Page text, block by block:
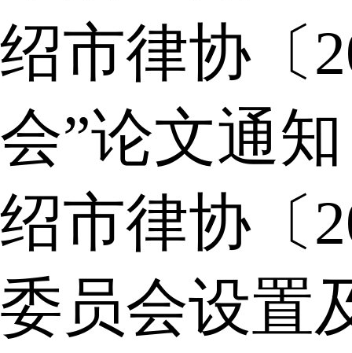
绍市律协〔
会”论文通知
绍市律协〔
委员会设置